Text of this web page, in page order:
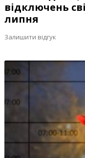
відключень
липня
Залишити відгук